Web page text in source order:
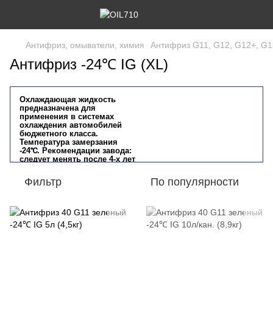
Антифриз, омыватели, химия Антифриз G11, G12, G12+,
Антифриз -24℃ IG (XL)
Охлаждающая жидкость
предназначена для
применения в системах
охлаждения автомобилей
бюджетного класса.
Температура замерзания
-24℃. Рекомендации завода:
следует менять после 4-х лет
40000 км пробега.
Фильтр По популярности